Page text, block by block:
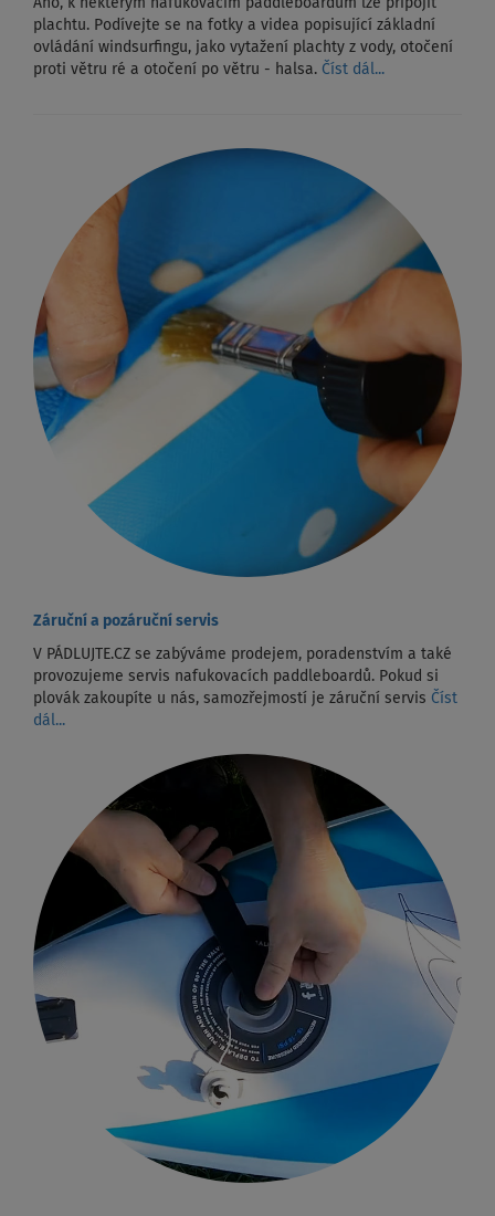
plachtu. Podívejte se na fotky a videa popisující základní
ovládání windsurfingu, jako vytažení plachty z vody, otočení
proti větru ré a otočení po větru - halsa. Číst dál...
Záruční a pozáruční servis
V PÁDLUJTE.CZ se zabýváme prodejem, poradenstvím a také
provozujeme servis nafukovacích paddleboardů. Pokud si
plovák zakoupíte u nás, samozřejmostí je záruční servis Číst
dál...